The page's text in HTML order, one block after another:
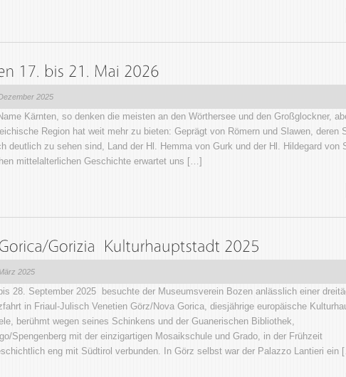
2025
Kärnten, so denken die meisten an den Wörthersee und den Großglockner,
Region hat weit mehr zu bieten: Geprägt von Römern und Slawen, deren
deutlich zu sehen sind, Land der Hl. Hemma von Gurk und der Hl. Hildegard von
mittelalterlichen Geschichte erwartet uns […]
2025
28. September 2025 besuchte der Museumsverein Bozen anlässlich einer
in Friaul-Julisch Venetien Görz/Nova Gorica, diesjährige europäische
berühmt wegen seines Schinkens und der Guanerischen Bibliothek,
Spengenberg mit der einzigartigen Mosaikschule und Grado, in der Frühzeit
eng mit Südtirol verbunden. In Görz selbst war der Palazzo Lantieri ein